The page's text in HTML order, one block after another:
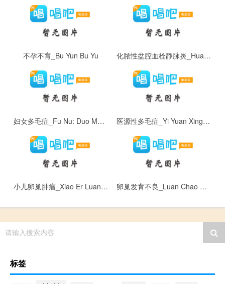
不孕不育_Bu Yun Bu Yu 化脓性盆腔血栓静脉炎_Hua Nong Xing Pen Qiang Xue Shuan Jing Mai Yan
妇女多毛症_Fu Nu: Duo Mao Zheng 医源性多毛症_Yi Yuan Xing Duo Mao Zheng
小儿卵巢肿瘤_Xiao Er Luan Chao Zhong Liu 卵巢发育不良_Luan Chao Fa Yu Bu Liang
请输入搜索内容
标签